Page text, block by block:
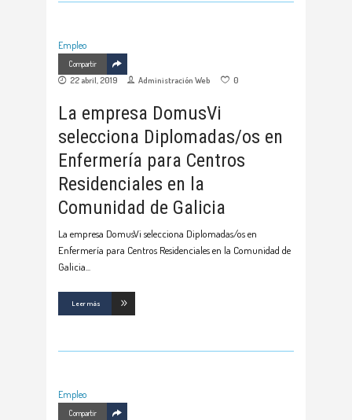
Empleo
Compartir
22 abril, 2019 Administración Web 0
La empresa DomusVi
selecciona Diplomadas/os en
Enfermería para Centros
Residenciales en la
Comunidad de Galicia
La empresa DomusVi selecciona Diplomadas/os en
Enfermería para Centros Residenciales en la Comunidad de
Galicia
Leer más
Empleo
Compartir